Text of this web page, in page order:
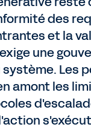
des
et la
une
Les
amont les